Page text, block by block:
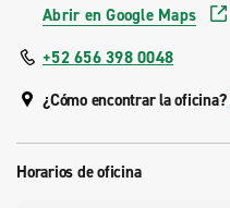
Abrir en Google Maps
+52 656 398 0048
¿Cómo encontrar la oficina?
Horarios de oficina